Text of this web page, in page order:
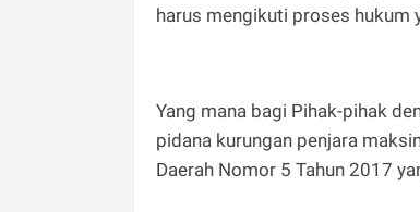
harus mengikuti proses hukum
Yang mana bagi Pihak-pihak
pidana kurungan penjara
Daerah Nomor 5 Tahun 2017